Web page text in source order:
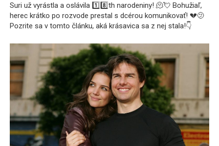
Suri už vyrástla a oslávila 1️⃣8️⃣th narodeniny! 🫠💘 Bohužiaľ,
herec krátko po rozvode prestal s dcérou komunikovať! 💔🫤
Pozrite sa v tomto článku, aká krásavica sa z nej stala!👇